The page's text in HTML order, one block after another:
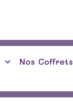
Nos Coffrets